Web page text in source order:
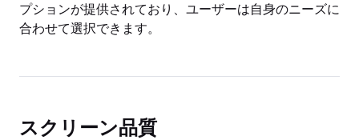
プションが提供されており、ユーザーは自身のニーズに
合わせて選択できます。
スクリーン品質